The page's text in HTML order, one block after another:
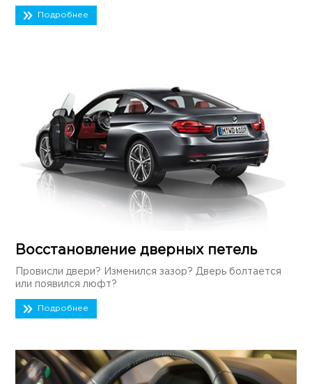
Подробнее
Восстановление дверных петель
Провисли двери? Изменился зазор? Дверь болтается
или появился люфт?
Подробнее